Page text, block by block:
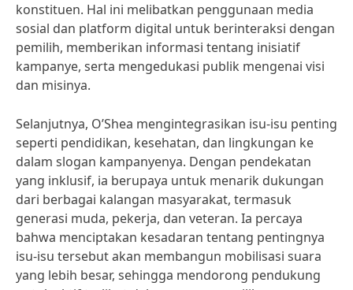
konstituen. Hal ini melibatkan penggunaan media
sosial dan platform digital untuk berinteraksi dengan
pemilih, memberikan informasi tentang inisiatif
kampanye, serta mengedukasi publik mengenai visi
dan misinya.
Selanjutnya, O’Shea mengintegrasikan isu-isu penting
seperti pendidikan, kesehatan, dan lingkungan ke
dalam slogan kampanyenya. Dengan pendekatan
yang inklusif, ia berupaya untuk menarik dukungan
dari berbagai kalangan masyarakat, termasuk
generasi muda, pekerja, dan veteran. Ia percaya
bahwa menciptakan kesadaran tentang pentingnya
isu-isu tersebut akan membangun mobilisasi suara
yang lebih besar, sehingga mendorong pendukung